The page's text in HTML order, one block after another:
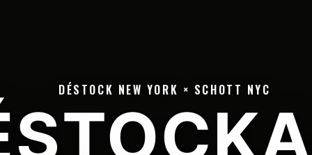
DÉSTOCK NEW YORK × SCHOTT NYC